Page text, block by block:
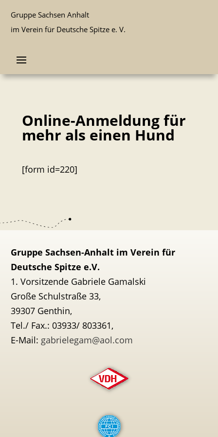
Gruppe Sachsen Anhalt
im Verein für Deutsche Spitze e. V.
Online-Anmeldung für
mehr als einen Hund
[form id=220]
Gruppe Sachsen-Anhalt im Verein für
Deutsche Spitze e.V.
1. Vorsitzende Gabriele Gamalski
Große Schulstraße 33,
39307 Genthin,
Tel./ Fax.: 03933/ 803361,
E-Mail: gabrielegam@aol.com